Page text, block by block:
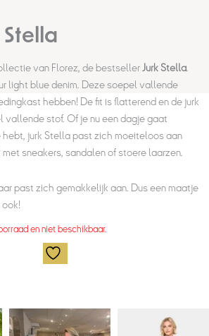
Stella
van Florez, de bestsellerJurk Stella
light blue denim. Deze soepel vallende
hebben! De fit is flatterend en de jurk
vallende stof. Of je nu een dagje gaat
jurk Stella past zich moeiteloos aan
met sneakers, sandalen of stoere laarzen.
past zich gemakkelijk aan. Dus een maatje
en niet beschikbaar.
Oorspronkelijke
prijs
Huidige
prijs
prijs
Huidige
prijs